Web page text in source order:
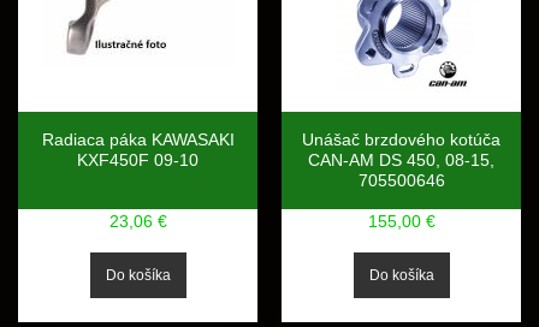
Radiaca páka KAWASAKI
KXF450F 09-10
23,06 €
Unášač brzdového kotúča
CAN-AM DS 450, 08-15,
705500646
155,00 €